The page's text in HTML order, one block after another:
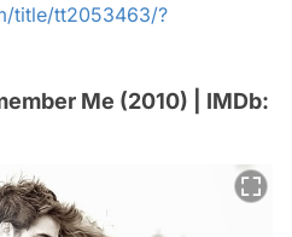
title/tt2053463/?
Me (2010) | IMDb: